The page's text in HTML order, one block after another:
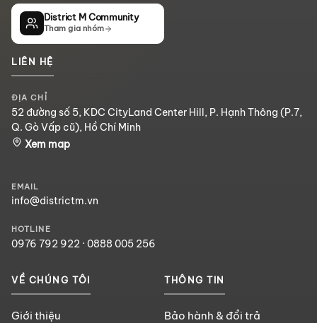
District M Community
Tham gia nhóm
LIÊN HỆ
ĐỊA CHỈ
52 đường số 5, KDC CityLand Center Hill, P. Hạnh Thông (P.7,
Q. Gò Vấp cũ), Hồ Chí Minh
Xem map
EMAIL
info@districtm.vn
HOTLINE
0976 792 922 · 0888 005 256
VỀ CHÚNG TÔI
Giới thiệu
THÔNG TIN
Bảo hành & đổi trả